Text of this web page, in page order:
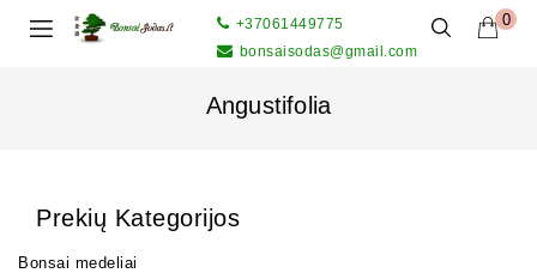
0
+37061449775
bonsaisodas@gmail.com
Angustifolia
Prekių Kategorijos
Bonsai medeliai